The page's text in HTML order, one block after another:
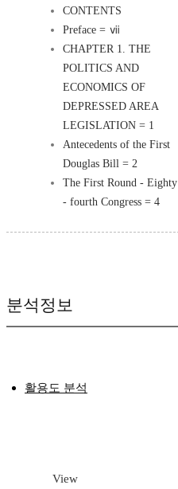
CONTENTS
Preface = ⅶ
CHAPTER 1. THE
POLITICS AND
ECONOMICS OF
DEPRESSED AREA
LEGISLATION = 1
Antecedents of the First
Douglas Bill = 2
The First Round - Eighty
- fourth Congress = 4
분석정보
활용도 분석
View